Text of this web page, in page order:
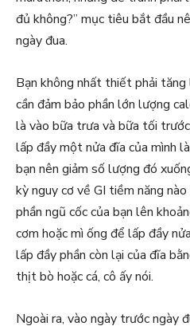
đủ không?” mục tiêu bắt đầu
ngày đua.
Bạn không nhất thiết phải
cần đảm bảo phần lớn lượng
là vào bữa trưa và bữa tối
lấp đầy một nửa đĩa của mình
bạn nên giảm số lượng đó
kỳ nguy cơ về GI tiềm năng
phần ngũ cốc của bạn lên
cơm hoặc mì ống để lấp đầy
lấp đầy phần còn lại của đĩa
thịt bò hoặc cá, cô ấy nói.
Ngoài ra, vào ngày trước ngày